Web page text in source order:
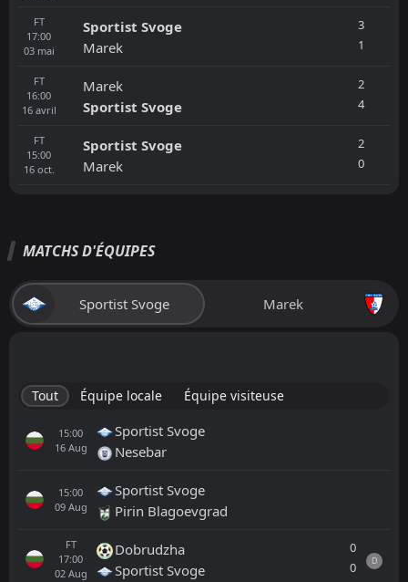
FT
17:00
03 mai
Sportist Svoge
Marek
3
1
FT
16:00
16 avril
Marek
Sportist Svoge
2
4
FT
15:00
16 oct.
Sportist Svoge
Marek
2
0
MATCHS D'ÉQUIPES
Sportist Svoge Marek
Tout Équipe locale Équipe visiteuse
15:00
16 Aug
Sportist Svoge
Nesebar
15:00
09 Aug
Sportist Svoge
Pirin Blagoevgrad
FT
17:00
02 Aug
Dobrudzha
Sportist Svoge
0
0
D